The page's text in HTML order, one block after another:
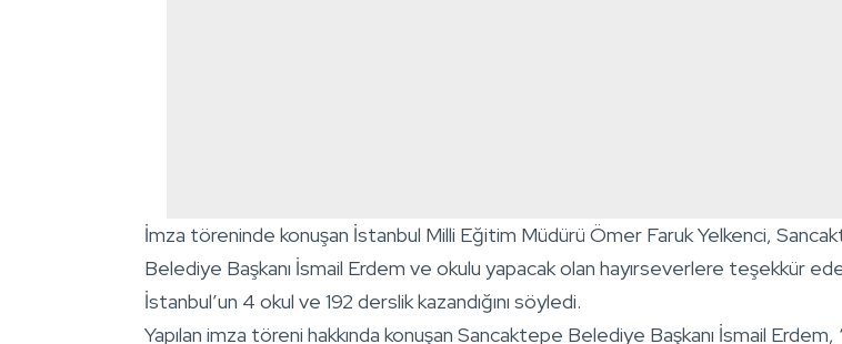
İmza töreninde konuşan İstanbul Milli Eğitim Müdürü Ömer Faruk Yelkenci,
Belediye Başkanı İsmail Erdem ve okulu yapacak olan hayırseverlere teşekkür
İstanbul’un 4 okul ve 192 derslik kazandığını söyledi.
Yapılan imza töreni hakkında konuşan Sancaktepe Belediye Başkanı İsmail Erdem,